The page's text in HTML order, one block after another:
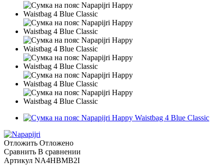
Отложить Отложено
Сравнить В сравнении
Артикул NA4HBMB2I